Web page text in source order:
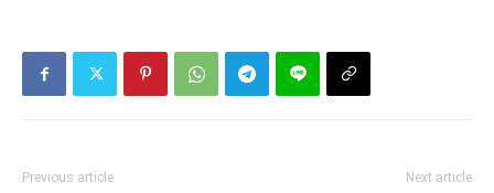
Previous article Next article